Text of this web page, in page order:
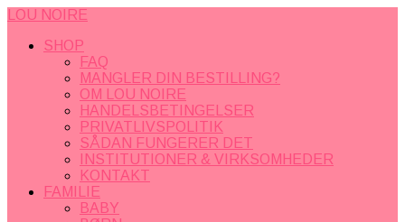
LOU NOIRE
SHOP
FAQ
MANGLER DIN BESTILLING?
OM LOU NOIRE
HANDELSBETINGELSER
PRIVATLIVSPOLITIK
SÅDAN FUNGERER DET
INSTITUTIONER & VIRKSOMHEDER
KONTAKT
FAMILIE
BABY